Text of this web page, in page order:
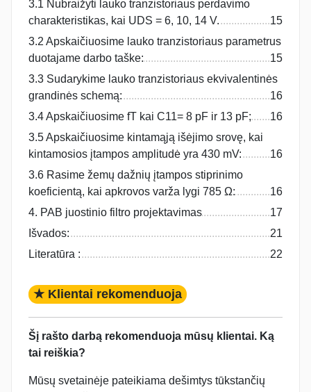
3.1 Nubraižyti lauko tranzistoriaus perdavimo
charakteristikas, kai UDS = 6, 10, 14 V.
15
3.2 Apskaičiuosime lauko tranzistoriaus parametrus
duotajame darbo taške:
15
3.3 Sudarykime lauko tranzistoriaus ekvivalentinės
grandinės schemą:
16
3.4 Apskaičiuosime fT kai C11= 8 pF ir 13 pF;
16
3.5 Apskaičiuosime kintamąją išėjimo srovę, kai
kintamosios įtampos amplitudė yra 430 mV:
16
3.6 Rasime žemų dažnių įtampos stiprinimo
koeficientą, kai apkrovos varža lygi 785 Ω:
16
4. PAB juostinio filtro projektavimas
17
Išvados:
21
Literatūra :
22
★ Klientai rekomenduoja
Šį rašto darbą rekomenduoja mūsų klientai. Ką
tai reiškia?
Mūsų svetainėje pateikiama dešimtys tūkstančių